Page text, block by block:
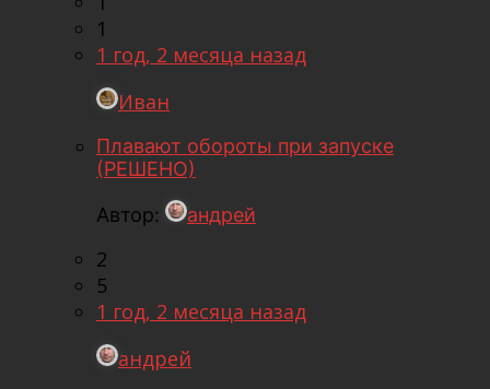
1
1 год, 2 месяца назад
Иван
Плавают обороты при запуске
(РЕШЕНО)
Автор:
андрей
2
5
1 год, 2 месяца назад
андрей